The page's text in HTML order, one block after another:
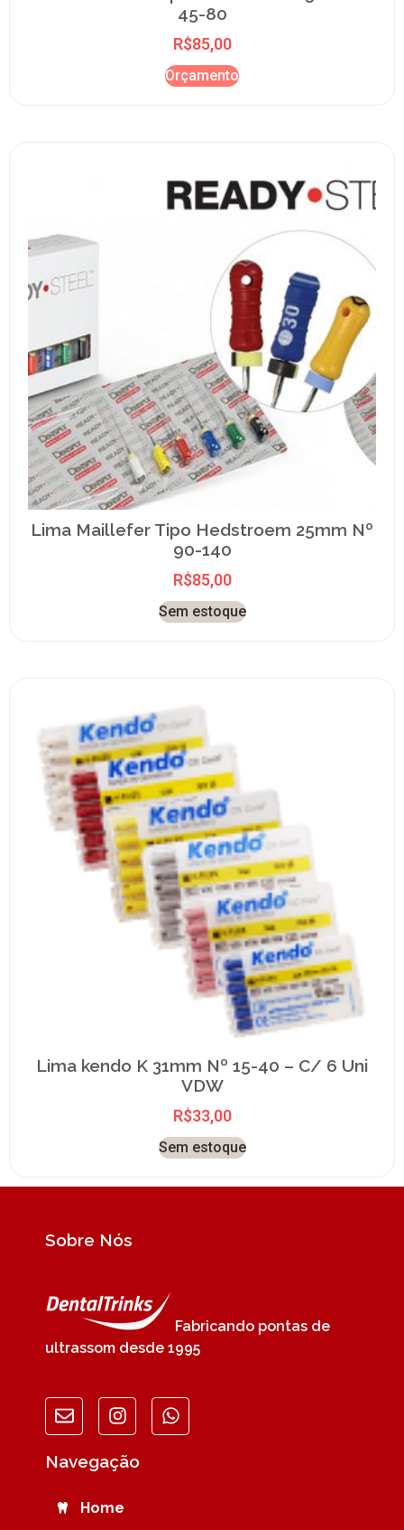
45-80
R$85,00
Orçamento
Lima Maillefer Tipo Hedstroem 25mm Nº
90-140
R$85,00
Sem estoque
Lima kendo K 31mm Nº 15-40 – C/ 6 Uni
VDW
R$33,00
Sem estoque
Sobre Nós
Fabricando pontas de
ultrassom desde 1995
Navegação
Home